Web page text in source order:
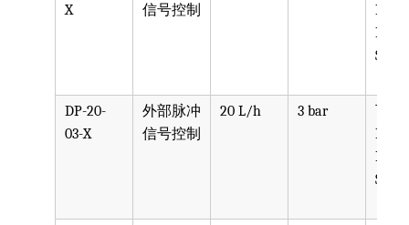
X
信号控制
PPV,
PVDF,
SST,
DP-20-
03-X
外部脉冲
信号控制
20 L/h 3 bar
可选
PPV,
PVDF,
SST,